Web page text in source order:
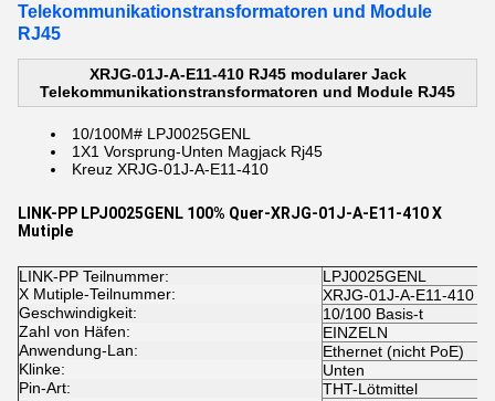
Telekommunikationstransformatoren und Module
RJ45
XRJG-01J-A-E11-410 RJ45 modularer Jack
Telekommunikationstransformatoren und Module RJ45
10/100M# LPJ0025GENL
1X1 Vorsprung-Unten Magjack Rj45
Kreuz XRJG-01J-A-E11-410
LINK-PP LPJ0025GENL 100% Quer-XRJG-01J-A-E11-410 X
Mutiple
LINK-PP Teilnummer:
LPJ0025GENL
X Mutiple-Teilnummer:
XRJG-01J-A-E11-410
Geschwindigkeit:
10/100 Basis-t
Zahl von Häfen:
EINZELN
Anwendung-Lan:
Ethernet (nicht PoE)
Klinke:
Unten
Pin-Art:
THT-Lötmittel